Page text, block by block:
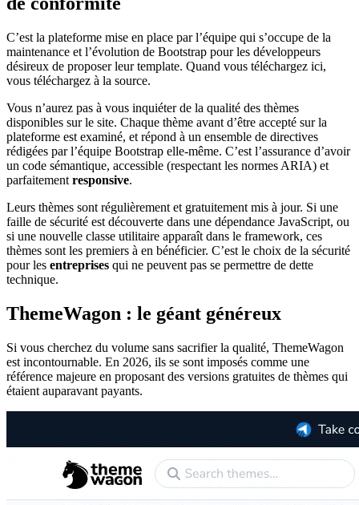
C’est la plateforme mise en place par l’équipe qui s’occupe de la
maintenance et l’évolution de Bootstrap pour les développeurs
désireux de proposer leur template. Quand vous téléchargez ici,
vous téléchargez à la source.
Vous n’aurez pas à vous inquiéter de la qualité des thèmes
disponibles sur le site. Chaque thème avant d’être accepté sur la
plateforme est examiné, et répond à un ensemble de directives
rédigées par l’équipe Bootstrap elle-même. C’est l’assurance d’avoir
un code sémantique, accessible (respectant les normes ARIA) et
parfaitement responsive.
Leurs thèmes sont régulièrement et gratuitement mis à jour. Si une
faille de sécurité est découverte dans une dépendance JavaScript, ou
si une nouvelle classe utilitaire apparaît dans le framework, ces
thèmes sont les premiers à en bénéficier. C’est le choix de la sécurité
pour les entreprises qui ne peuvent pas se permettre de dette
technique.
ThemeWagon : le géant généreux
Si vous cherchez du volume sans sacrifier la qualité, ThemeWagon
est incontournable. En 2026, ils se sont imposés comme une
référence majeure en proposant des versions gratuites de thèmes qui
étaient auparavant payants.